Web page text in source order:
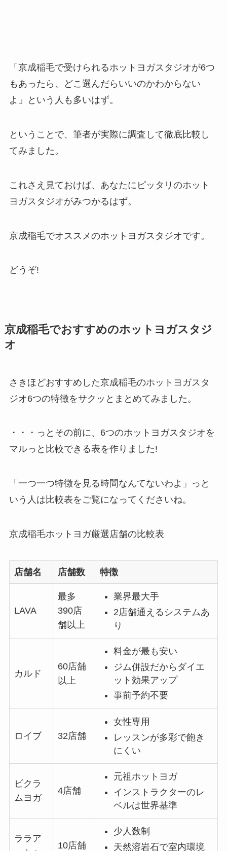
「京成稲毛で受けられるホットヨガスタジオが6つ
もあったら、どこ選んだらいいのかわからない
よ」という人も多いはず。
ということで、筆者が実際に調査して徹底比較し
てみました。
これさえ見ておけば、あなたにピッタリのホット
ヨガスタジオがみつかるはず。
京成稲毛でオススメのホットヨガスタジオです。
どうぞ!
京成稲毛でおすすめのホットヨガスタジ
オ
さきほどおすすめした京成稲毛のホットヨガスタ
ジオ6つの特徴をサクッとまとめてみました。
・・・っとその前に、6つのホットヨガスタジオを
マルっと比較できる表を作りました!
「一つ一つ特徴を見る時間なんてないわよ」っと
いう人は比較表をご覧になってくださいね。
京成稲毛ホットヨガ厳選店舗の比較表
店舗名 店舗数 特徴
LAVA
最多
390店
舗以上
業界最大手
2店舗通えるシステムあ
り
カルド
60店舗
以上
料金が最も安い
ジム併設だからダイエ
ット効果アップ
事前予約不要
ロイブ 32店舗
女性専用
レッスンが多彩で飽き
にくい
ビクラ
ムヨガ
4店舗
元祖ホットヨガ
インストラクターのレ
ベルは世界基準
ララア
10店舗
少人数制
天然溶岩石で室内環境